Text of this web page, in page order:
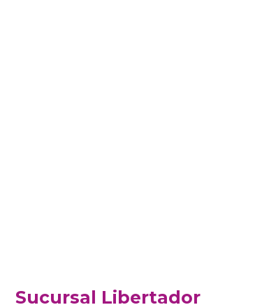
Sucursal Libertador